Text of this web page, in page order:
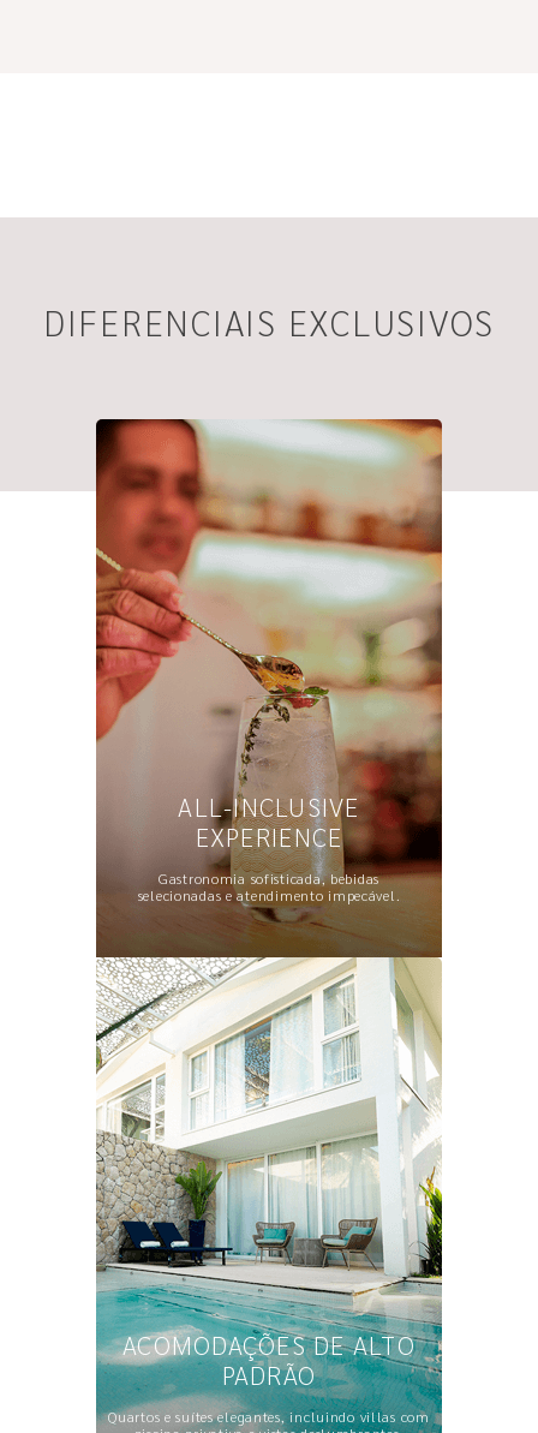
DIFERENCIAIS EXCLUSIVOS
ALL-INCLUSIVE
EXPERIENCE
Gastronomia sofisticada, bebidas
selecionadas e atendimento impecável.
ACOMODAÇÕES DE ALTO
PADRÃO
Quartos e suítes elegantes, incluindo villas com